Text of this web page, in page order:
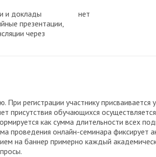
и доклады
презентации,
через
нет
регистрации участнику присваивается
присутствия обучающихся
как сумма длительности всех
проведения онлайн-семинара фиксирует
на баннер примерно каждый